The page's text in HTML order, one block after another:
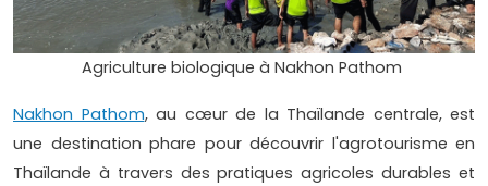
Agriculture biologique à Nakhon Pathom
Nakhon Pathom, au cœur de la Thaïlande centrale, est
une destination phare pour découvrir l'agrotourisme en
Thaïlande à travers des pratiques agricoles durables et